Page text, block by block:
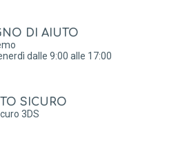
DI AIUTO
dalle 9:00 alle 17:00
SICURO
3DS